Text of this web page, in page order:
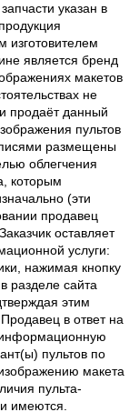
указан в
изготовителем
является бренд
макетов
не
продаёт данный
пультов
размещены
облегчения
которым
(эти
продавец
оставляет
услуги:
нажимая кнопку
разделе сайта
этим
в ответ на
информационную
пультов по
макета
пульта-
имеются.